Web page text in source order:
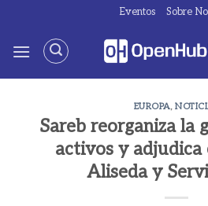
contenido
Eventos Sobre
EUROPA,
Sareb reorganiza la
activos y adjudica
Aliseda y